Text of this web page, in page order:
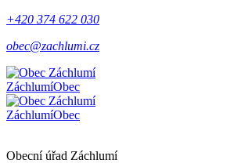
+420 374 622 030
obec@zachlumi.cz
ZáchlumíObec
ZáchlumíObec
Obecní úřad Záchlumí